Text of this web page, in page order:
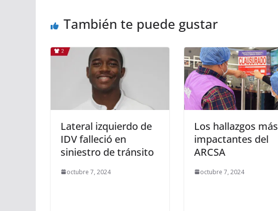
También te puede gustar
Lateral izquierdo de
IDV falleció en
siniestro de tránsito
octubre 7, 2024
Los hallazgos más
impactantes del
ARCSA
octubre 7, 2024